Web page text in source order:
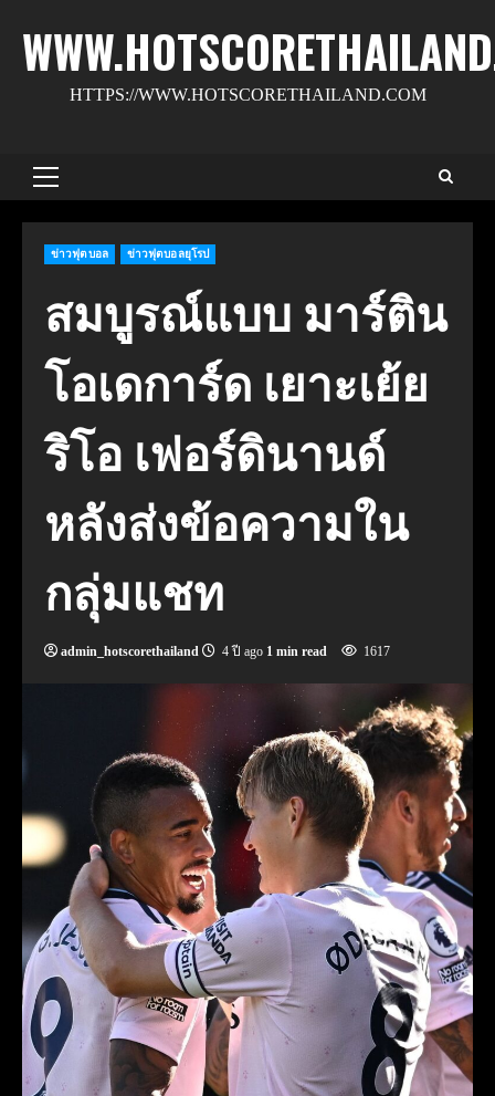
content
HTTPS://WWW.HOTSCORETHAILAND.COM
Primary
ข่าวฟุตบอล ข่าวฟุตบอลยุโรป
สมบูรณ์แบบ มาร์ติน
โอเดการ์ด เยาะเย้ย
ริโอ เฟอร์ดินานด์
หลังส่งข้อความใน
กลุ่มแชท
admin_hotscorethailand 4 ปี ago 1 min read 1617